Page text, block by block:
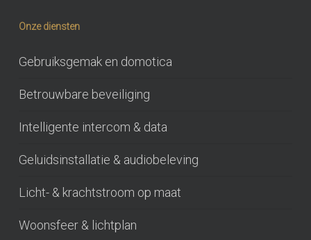
Onze diensten
Gebruiksgemak en domotica
Betrouwbare beveiliging
Intelligente intercom & data
Geluidsinstallatie & audiobeleving
Licht- & krachtstroom op maat
Woonsfeer & lichtplan